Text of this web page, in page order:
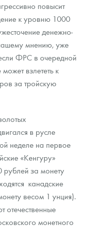
повысит
к уровню 1000
денежно-
мнению, уже
ФРС в очередной
взлететь к
за тройскую
в русле
неделе на первое
«Кенгуру»
рублей за монету
канадские
весом 1 унция).
отечественные
монетного